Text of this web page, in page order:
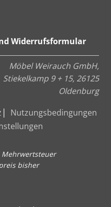
Widerrufsformular
Möbel Weirauch GmbH,
Stiekelkamp 9 + 15, 26125
Oldenburg
Nutzungsbedingungen
Mehrwertsteuer
bisher